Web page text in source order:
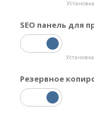
SEO панель для
Резервное